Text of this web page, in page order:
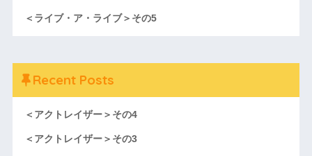
＜ライブ・ア・ライブ＞その5
Recent Posts
＜アクトレイザー＞その4
＜アクトレイザー＞その3